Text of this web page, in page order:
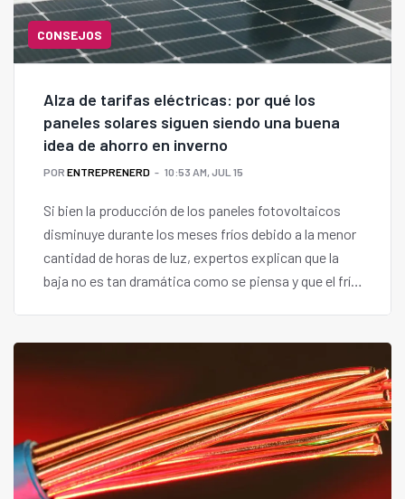
CONSEJOS
Alza de tarifas eléctricas: por qué los
paneles solares siguen siendo una buena
idea de ahorro en inverno
POR ENTREPRENERD 10:53 AM, JUL 15
Si bien la producción de los paneles fotovoltaicos
disminuye durante los meses fríos debido a la menor
cantidad de horas de luz, expertos explican que la
baja no es tan dramática como se piensa y que el frío